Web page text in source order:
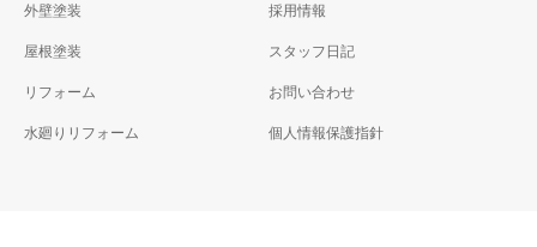
外壁塗装
屋根塗装
リフォーム
水廻りリフォーム
採用情報
スタッフ日記
お問い合わせ
個人情報保護指針